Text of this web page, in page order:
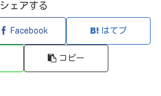
シェアする
Facebook はてブ
コピー